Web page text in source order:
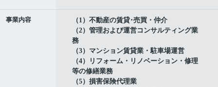
事業内容
（1）不動産の賃貸･売買・仲介
（2）管理および運営コンサルティング業
務
（3）マンション賃貸業・駐車場運営
（4）リフォーム・リノベーション・修理
等の修繕業務
（5）損害保険代理業